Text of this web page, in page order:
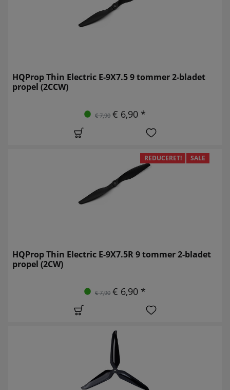
HQProp Thin Electric E-9X7.5 9 tommer 2-bladet
propel (2CCW)
€ 7,90 € 6,90 *
REDUCERET! SALE
HQProp Thin Electric E-9X7.5R 9 tommer 2-bladet
propel (2CW)
€ 7,90 € 6,90 *